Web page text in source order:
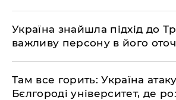
Україна знайшла підхід до
важливу персону в його
Там все горить: Україна
Бєлгороді університет, де